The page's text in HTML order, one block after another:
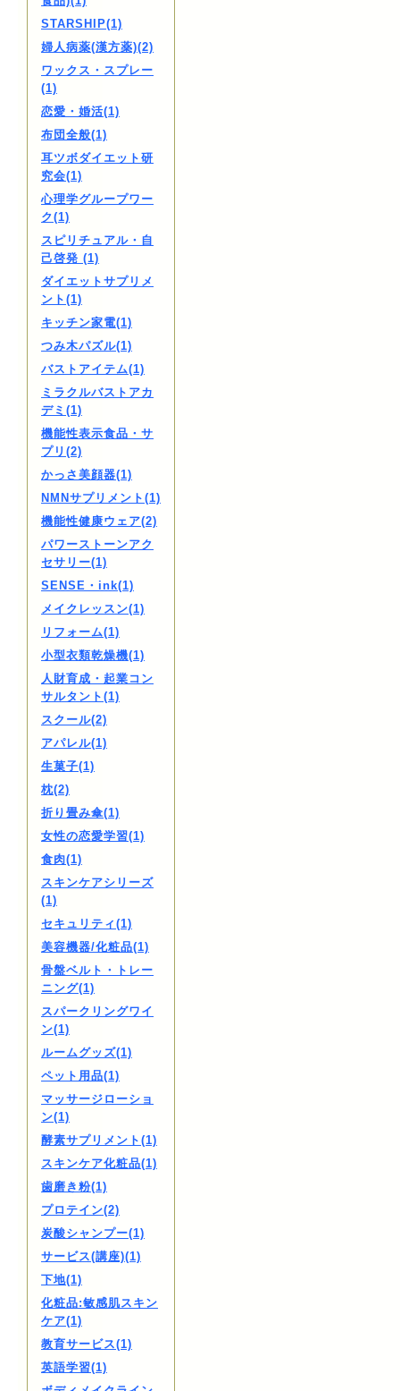
STARSHIP(1)
婦人病薬(漢方薬)(2)
ワックス・スプレー
(1)
恋愛・婚活(1)
布団全般(1)
耳ツボダイエット研
究会(1)
心理学グループワー
ク(1)
スピリチュアル・自
己啓発 (1)
ダイエットサプリメ
ント(1)
キッチン家電(1)
つみ木パズル(1)
バストアイテム(1)
ミラクルバストアカ
デミ(1)
機能性表示食品・サ
プリ(2)
かっさ美顔器(1)
NMNサプリメント(1)
機能性健康ウェア(2)
パワーストーンアク
セサリー(1)
SENSE・ink(1)
メイクレッスン(1)
リフォーム(1)
小型衣類乾燥機(1)
人財育成・起業コン
サルタント(1)
スクール(2)
アパレル(1)
生菓子(1)
枕(2)
折り畳み傘(1)
女性の恋愛学習(1)
食肉(1)
スキンケアシリーズ
(1)
セキュリティ(1)
美容機器/化粧品(1)
骨盤ベルト・トレー
ニング(1)
スパークリングワイ
ン(1)
ルームグッズ(1)
ペット用品(1)
マッサージローショ
ン(1)
酵素サプリメント(1)
スキンケア化粧品(1)
歯磨き粉(1)
プロテイン(2)
炭酸シャンプー(1)
サービス(講座)(1)
下地(1)
化粧品:敏感肌スキン
ケア(1)
教育サービス(1)
英語学習(1)